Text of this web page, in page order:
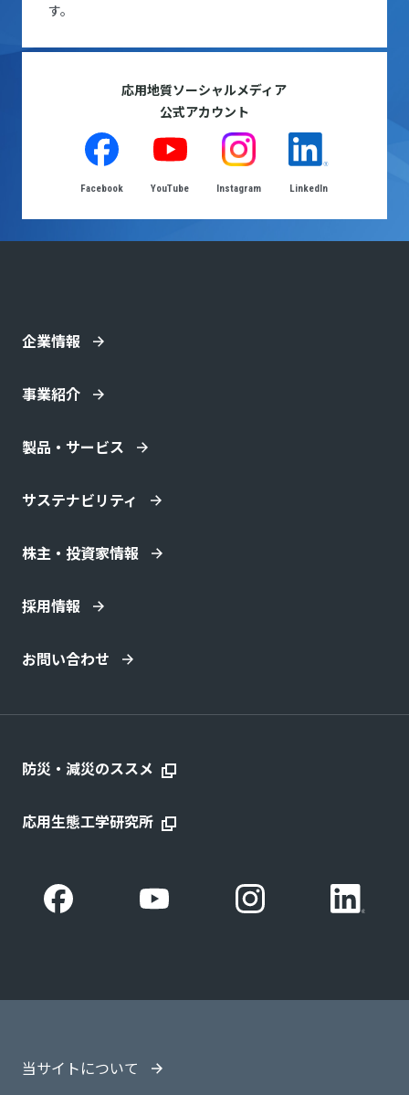
す。
応用地質ソーシャルメディア
公式アカウント
Facebook YouTube Instagram LinkedIn
企業情報
事業紹介
製品・サービス
サステナビリティ
株主・投資家情報
採用情報
お問い合わせ
防災・減災のススメ
応用生態工学研究所
当サイトについて